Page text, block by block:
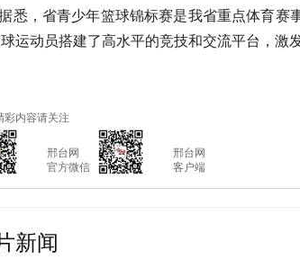
悉，省青少年篮球锦标赛是我省重点体育赛
运动员搭建了高水平的竞技和交流平台，激
彩内容请关注
网
信
			邢台网
			客户端
新闻